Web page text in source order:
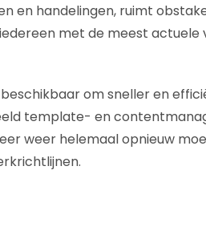
en handelingen, ruimt
met de meest actuele
om sneller en
template- en
weer helemaal opnieuw